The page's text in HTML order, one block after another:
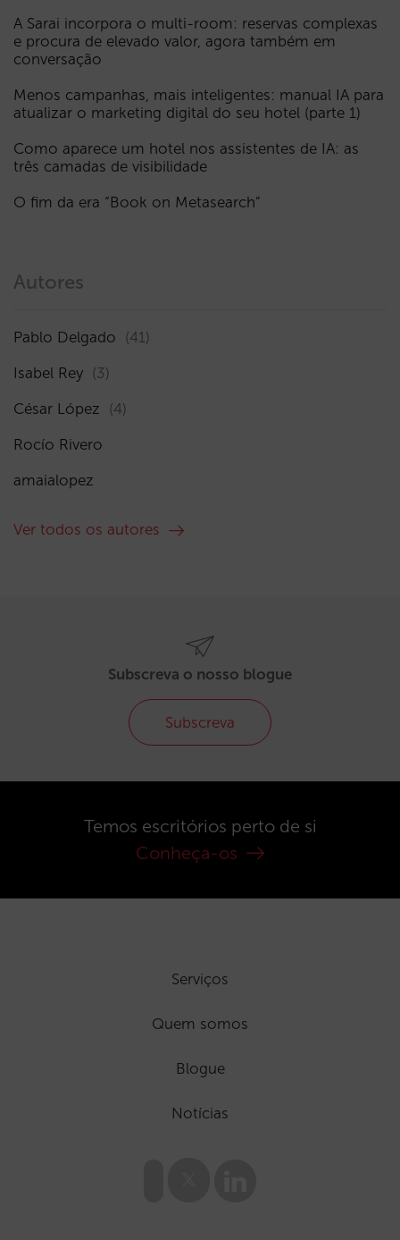
A Sarai incorpora o multi-room: reservas complexas
e procura de elevado valor, agora também em
conversação
Menos campanhas, mais inteligentes: manual IA para
atualizar o marketing digital do seu hotel (parte 1)
Como aparece um hotel nos assistentes de IA: as
três camadas de visibilidade
O fim da era “Book on Metasearch”
Autores
Pablo Delgado (41)
Isabel Rey (3)
César López (4)
Rocío Rivero
amaialopez
Ver todos os autores
Subscreva o nosso blogue
Subscreva
Temos escritórios perto de si
Conheça-os
Serviços
Quem somos
Blogue
Notícias